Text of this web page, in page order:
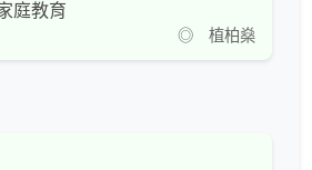
庭教育
◎ 植柏燊